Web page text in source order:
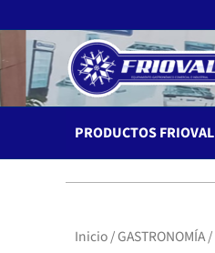
al
contenido
PRODUCTOS FRIOVAL
Inicio/GASTRONOMÍA/